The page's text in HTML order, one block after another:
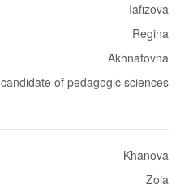
Iafizova
Regina
Akhnafovna
candidate of pedagogic sciences
Khanova
Zoia